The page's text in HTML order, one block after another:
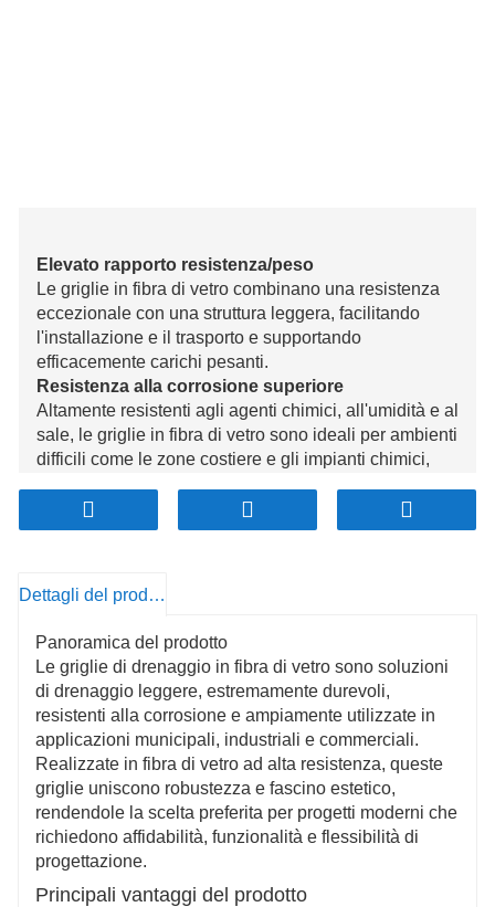
Elevato rapporto resistenza/peso
Le griglie in fibra di vetro combinano una resistenza
eccezionale con una struttura leggera, facilitando
l'installazione e il trasporto e supportando
efficacemente carichi pesanti.
Resistenza alla corrosione superiore
Altamente resistenti agli agenti chimici, all'umidità e al
sale, le griglie in fibra di vetro sono ideali per ambienti
difficili come le zone costiere e gli impianti chimici,
manutenzione minima.
Non conduttivo e sicuro
apparecchiature elettriche e compatibilità con
Resistenza ai raggi UV e durata
Grazie ai rivestimenti resistenti ai raggi UV, le griglie
in fibra di vetro resistono all'esposizione prolungata
alla luce solare senza sbiadire o degradarsi,
rendendole ideali per applicazioni esterne.
Antiscivolo e Personalizzabile
Le superfici strutturate migliorano la sicurezza, mentre
varie dimensioni, forme e colori consentono soluzioni
su misura che combinano funzionalità e fascino
estetico.
Dettagli del prodotto
Panoramica del prodotto
Le griglie di drenaggio in fibra di vetro sono soluzioni
di drenaggio leggere, estremamente durevoli,
resistenti alla corrosione e ampiamente utilizzate in
applicazioni municipali, industriali e commerciali.
Realizzate in fibra di vetro ad alta resistenza, queste
griglie uniscono robustezza e fascino estetico,
rendendole la scelta preferita per progetti moderni che
richiedono affidabilità, funzionalità e flessibilità di
progettazione.
Principali vantaggi del prodotto